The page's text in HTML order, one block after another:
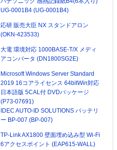
UG-0001B4 (UG-0001B4)
応研 販売大臣 NX スタンドアロン
(OKN-423533)
大電 環境対応 1000BASE-T/X メディ
アコンバータ (DN1800SG2E)
Microsoft Windows Server Standard
2019 16コアライセンス 64bitWin対応
日本語版 5CAL付 DVDパッケージ
(P73-07691)
IDEC AUTO-ID SOLUTIONS バッテリ
ー BP-007 (BP-007)
TP-Link AX1800 壁面埋め込み型 Wi-Fi
6アクセスポイント (EAP615-WALL)